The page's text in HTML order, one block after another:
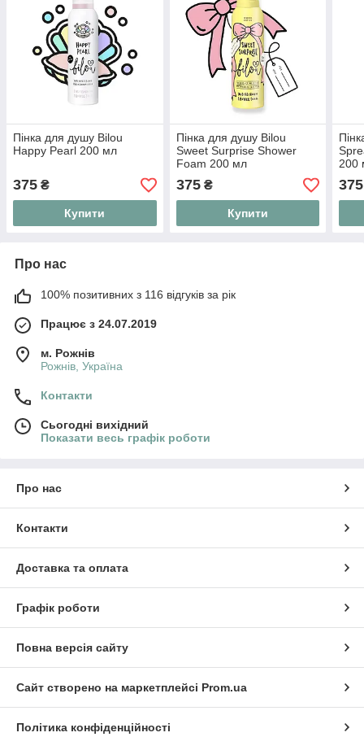
Пінка для душу Bilou
Happy Pearl 200 мл
375 ₴
Купити
Пінка для душу Bilou
Sweet Surprise Shower
Foam 200 мл
375₴
Купити
200
375
Про нас
100% позитивних з 116 відгуків за рік
Працює з 24.07.2019
м. Рожнів
Рожнів, Україна
Контакти
Сьогодні вихідний
Показати весь графік роботи
Про нас
Контакти
Доставка та оплата
Графік роботи
Повна версія сайту
Сайт створено на маркетплейсі Prom.ua
Політика конфіденційності